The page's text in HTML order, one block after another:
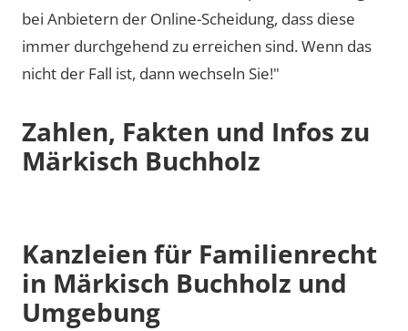
bei Anbietern der Online-Scheidung, dass diese
immer durchgehend zu erreichen sind. Wenn das
nicht der Fall ist, dann wechseln Sie!"
Zahlen, Fakten und Infos zu
Märkisch Buchholz
Kanzleien für Familienrecht
in Märkisch Buchholz und
Umgebung